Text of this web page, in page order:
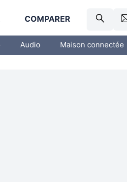
COMPARER
Audio Maison connectée